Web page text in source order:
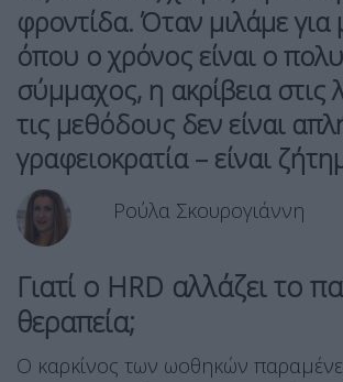
φροντίδα. Όταν μιλάμε για
όπου ο χρόνος είναι ο
σύμμαχος, η ακρίβεια στις
τις μεθόδους δεν είναι
γραφειοκρατία – είναι
Ρούλα Σκουρογιάννη
Γιατί ο HRD αλλάζει το
θεραπεία;
Ο καρκίνος των ωοθηκών